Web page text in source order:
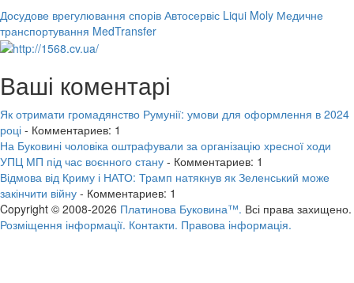
Досудове врегулювання спорів Автосервіс Liqui Moly Медичне
транспортування MedTransfer
Ваші коментарі
Як отримати громадянство Румунії: умови для оформлення в 2024
році - Комментариев: 1
На Буковині чоловіка оштрафували за організацію хресної ходи
УПЦ МП під час воєнного стану - Комментариев: 1
Відмова від Криму і НАТО: Трамп натякнув як Зеленський може
закінчити війну - Комментариев: 1
Copyright © 2008-2026 Платинова Буковина™. Всі права захищено.
Розміщення інформації. Контакти. Правова інформація.